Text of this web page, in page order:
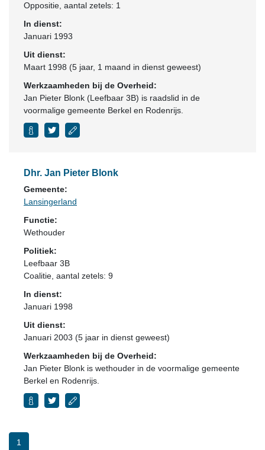
Oppositie , aantal zetels: 1
In dienst:
Januari 1993
Uit dienst:
Maart 1998 (5 jaar, 1 maand in dienst geweest)
Werkzaamheden bij de Overheid:
Jan Pieter Blonk (Leefbaar 3B) is raadslid in de
voormalige gemeente Berkel en Rodenrijs.
Dhr. Jan Pieter Blonk
Gemeente:
Lansingerland
Functie:
Wethouder
Politiek:
Leefbaar 3B
Coalitie , aantal zetels: 9
In dienst:
Januari 1998
Uit dienst:
Januari 2003 (5 jaar in dienst geweest)
Werkzaamheden bij de Overheid:
Jan Pieter Blonk is wethouder in de voormalige gemeente
Berkel en Rodenrijs.
1